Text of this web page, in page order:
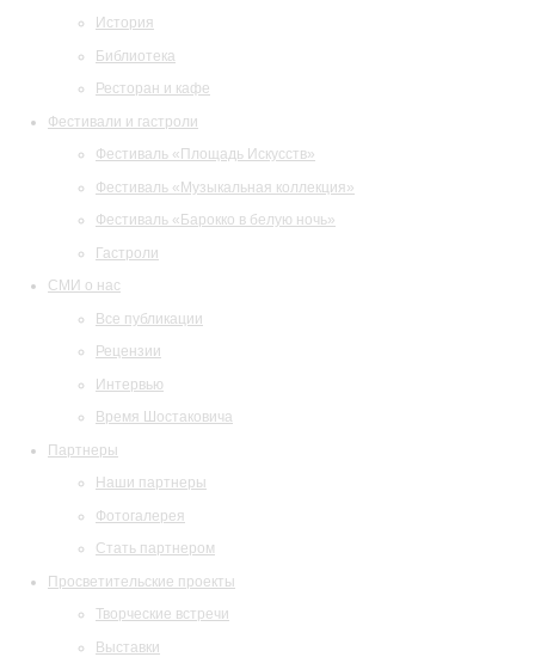
История
Библиотека
Ресторан и кафе
Фестивали и гастроли
Фестиваль «Площадь Искусств»
Фестиваль «Музыкальная коллекция»
Фестиваль «Барокко в белую ночь»
Гастроли
СМИ о нас
Все публикации
Рецензии
Интервью
Время Шостаковича
Партнеры
Наши партнеры
Фотогалерея
Стать партнером
Просветительские проекты
Творческие встречи
Выставки